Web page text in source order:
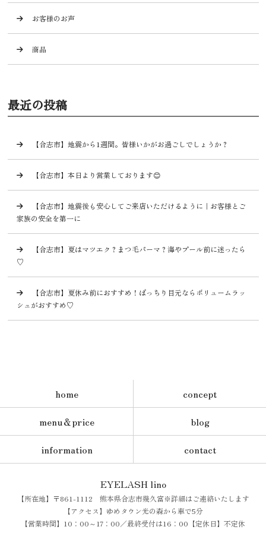
お客様のお声
商品
最近の投稿
【合志市】地震から1週間。皆様いかがお過ごしでしょうか？
【合志市】本日より営業しております😊
【合志市】地震後も安心してご来店いただけるように｜お客様とご
家族の安全を第一に
【合志市】夏はマツエク？まつ毛パーマ？海やプール前に迷ったら
♡
【合志市】夏休み前におすすめ！ぱっちり目元ならボリュームラッ
シュがおすすめ♡
home
concept
menu＆price
blog
information
contact
EYELASH lino
【所在地】〒861-1112 熊本県合志市幾久富※詳細はご連絡いたします
【アクセス】ゆめタウン光の森から車で5分
【営業時間】10：00～17：00／最終受付は16：00【定休日】不定休